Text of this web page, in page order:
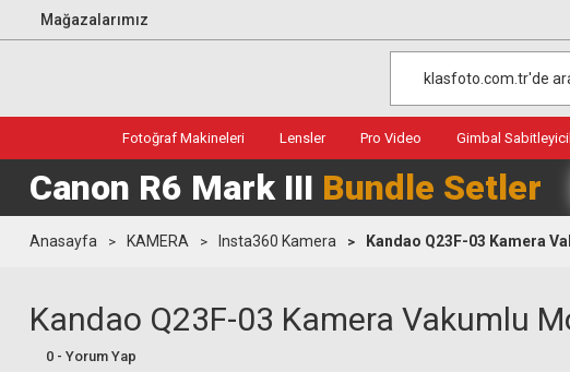
Mağazalarımız
Fotoğraf Makineleri Lensler Pro Video Gimbal
Canon R6 Mark III Bundle Setler
Anasayfa KAMERA Insta360 Kamera Kandao Q23F-03 Kamera
Kandao Q23F-03 Kamera Vakumlu
0 - Yorum Yap